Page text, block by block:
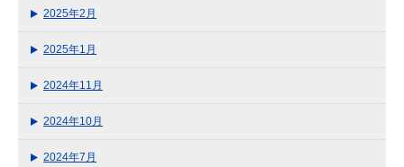
2025年2月
2025年1月
2024年11月
2024年10月
2024年7月